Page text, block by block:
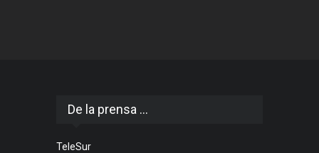
De la prensa ...
TeleSur